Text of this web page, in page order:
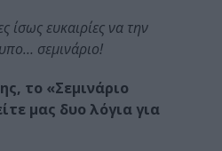
ίσως ευκαιρίες να την
σεμινάριο!
το «Σεμινάριο
μας δυο λόγια για